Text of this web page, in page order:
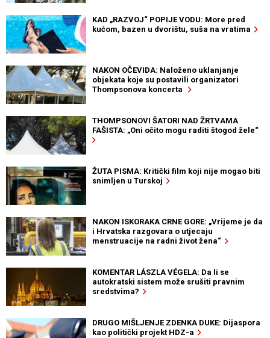
KAD „RAZVOJ“ POPIJE VODU: More pred
kućom, bazen u dvorištu, suša na vratima
NAKON OČEVIDA: Naloženo uklanjanje
objekata koje su postavili organizatori
Thompsonova koncerta
THOMPSONOVI ŠATORI NAD ŽRTVAMA
FAŠISTA: „Oni očito mogu raditi štogod žele“
ŽUTA PISMA: Kritički film koji nije mogao biti
snimljen u Turskoj
NAKON ISKORAKA CRNE GORE: „Vrijeme je da
i Hrvatska razgovara o utjecaju
menstruacije na radni život žena“
KOMENTAR LÁSZLA VÉGELA: Da li se
autokratski sistem može srušiti pravnim
sredstvima?
DRUGO MIŠLJENJE ZDENKA DUKE: Dijaspora
kao politički projekt HDZ-a